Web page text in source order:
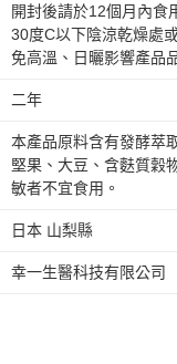
開封後請於12個月內食
30度C以下陰涼乾燥處
免高溫、日曬影響產品
二年
本產品原料含有發酵萃
堅果、大豆、含麩質穀
敏者不宜食用。
日本 山梨縣
幸一生醫科技有限公司